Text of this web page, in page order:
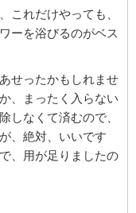
これだけやっても、
ーを浴びるのがベス
せったかもしれませ
、まったく入らない
しなくて済むので、
、絶対、いいです
、用が足りましたの